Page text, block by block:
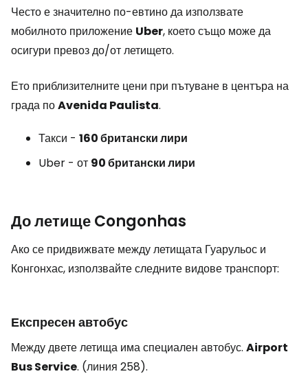
Често е значително по-евтино да използвате
мобилното приложение Uber, което също може да
осигури превоз до/от летището.
Ето приблизителните цени при пътуване в центъра на
града поAvenida Paulista.
Такси - 160 британски лири
Uber - от 90 британски лири
До летище Congonhas
Ако се придвижвате между летищата Гуарульос и
Конгонхас, използвайте следните видове транспорт:
Експресен автобус
Между двете летища има специален автобус. Airport
Bus Service. (линия 258).